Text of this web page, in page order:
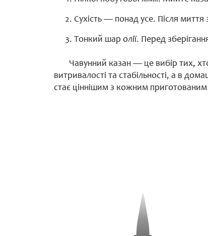
Сухість — понад усе. Після
Тонкий шар олії. Перед
Чавунний казан — це вибір тих, хто
витривалості та стабільності, а в
стає ціннішим з кожним